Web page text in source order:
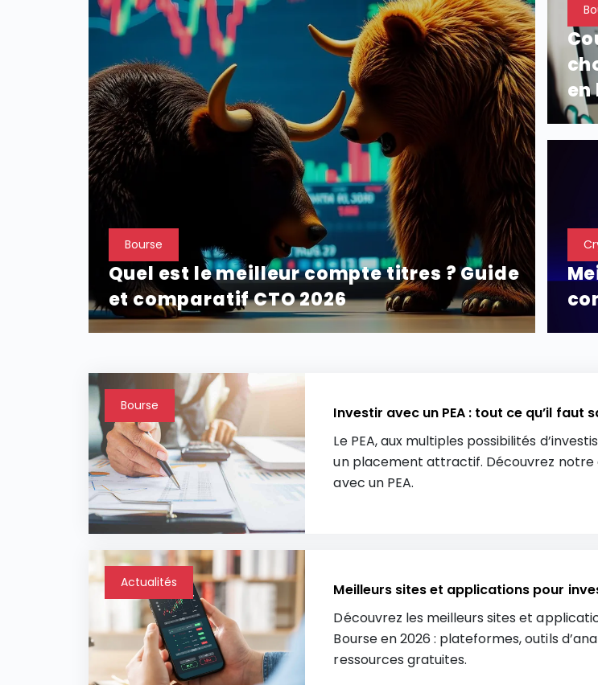
Bourse
Quel est le meilleur compte titres ? Guide
et comparatif CTO 2026
en
Bourse
Investir avec un PEA : tout ce qu’il faut
Le PEA, aux multiples possibilités
un placement attractif. Découvrez notre
avec un PEA.
Actualités
Meilleurs sites et applications pour
Découvrez les meilleurs sites et
Bourse en 2026 : plateformes, outils
ressources gratuites.